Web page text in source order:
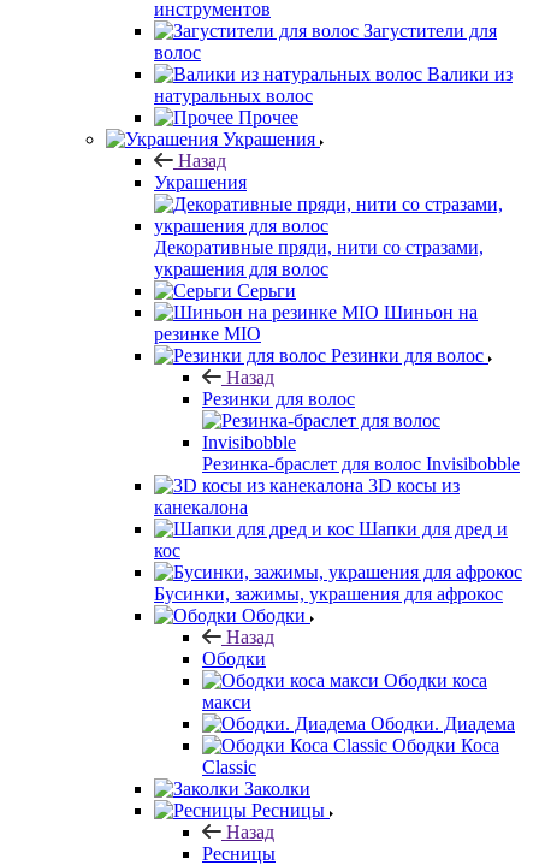
инструментов
Загустители для
волос
Валики из
натуральных волос
Прочее
Украшения
Назад
Украшения
Декоративные пряди, нити со стразами,
украшения для волос
Серьги
Шиньон на
резинке MIO
Резинки для волос
Назад
Резинки для волос
Резинка-браслет для волос Invisibobble
3D косы из
канекалона
Шапки для дред и
кос
Бусинки, зажимы, украшения для афрокос
Ободки
Назад
Ободки
Ободки коса
макси
Ободки. Диадема
Ободки Коса
Classic
Заколки
Ресницы
Назад
Ресницы